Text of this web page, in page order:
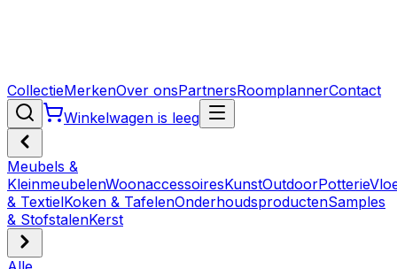
CollectieMerkenOver onsPartnersRoomplannerContact
Winkelwagen is leeg
Meubels &
KleinmeubelenWoonaccessoiresKunstOutdoorPotterie
& TextielKoken & TafelenOnderhoudsproductenSamples
& StofstalenKerst